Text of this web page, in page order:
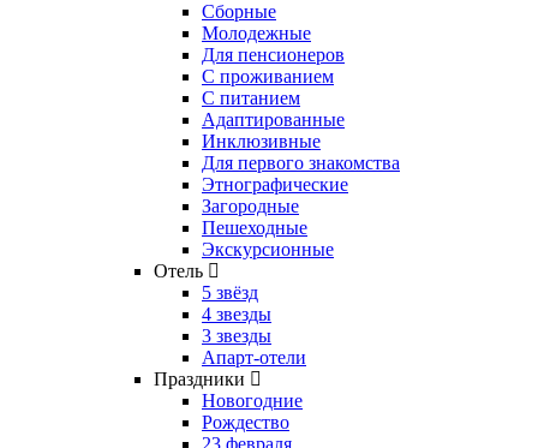
Сборные
Молодежные
Для пенсионеров
С проживанием
С питанием
Адаптированные
Инклюзивные
Для первого знакомства
Этнографические
Загородные
Пешеходные
Экскурсионные
Отель
5 звёзд
4 звезды
3 звезды
Апарт-отели
Праздники
Новогодние
Рождество
23 февраля